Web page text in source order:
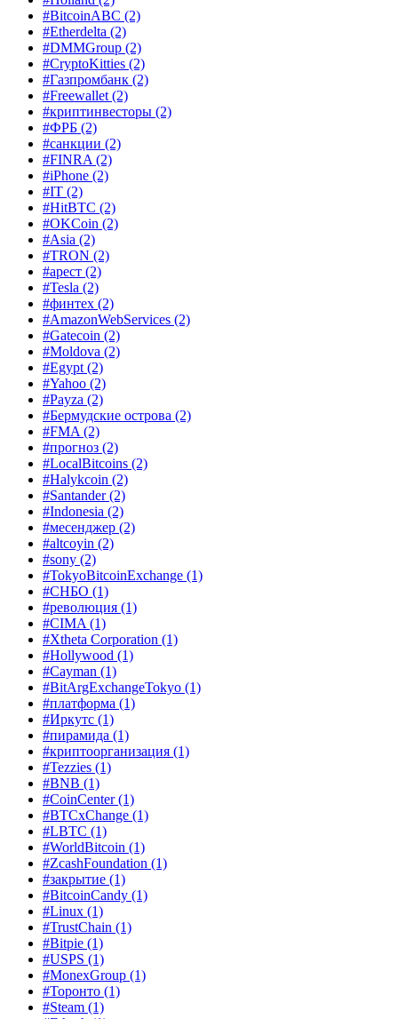
#BitcoinABC (2)
#Etherdelta (2)
#DMMGroup (2)
#CryptoKitties (2)
#Газпромбанк (2)
#Freewallet (2)
#криптинвесторы (2)
#ФРБ (2)
#санкции (2)
#FINRA (2)
#iPhone (2)
#IT (2)
#HitBTC (2)
#OKCoin (2)
#Asia (2)
#TRON (2)
#арест (2)
#Tesla (2)
#финтех (2)
#AmazonWebServices (2)
#Gatecoin (2)
#Moldova (2)
#Egypt (2)
#Yahoo (2)
#Payza (2)
#Бермудские острова (2)
#FMA (2)
#прогноз (2)
#LocalBitcoins (2)
#Halykcoin (2)
#Santander(2)
#Indonesia (2)
#месенджер (2)
#altcoyin (2)
#sony (2)
#TokyoBitcoinExchange (1)
#СНБО (1)
#революция (1)
#CIMA (1)
#Xtheta Corporation (1)
#Hollywood (1)
#Cayman (1)
#BitArgExchangeTokyo (1)
#платформа (1)
#Иркутс (1)
#пирамида (1)
#криптоорганизация (1)
#Tezzies (1)
#BNB (1)
#CoinCenter(1)
#BTCxChange (1)
#LBTC (1)
#WorldBitcoin (1)
#ZcashFoundation (1)
#закрытие (1)
#BitcoinCandy (1)
#Linux (1)
#TrustChain (1)
#Bitpie (1)
#USPS (1)
#MonexGroup (1)
#Торонто (1)
#Steam (1)